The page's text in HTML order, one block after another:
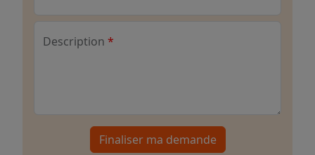
Description
Finaliser ma demande